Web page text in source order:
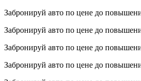
Забронируй авто по цене до
Забронируй авто по цене до
Забронируй авто по цене до
Забронируй авто по цене до